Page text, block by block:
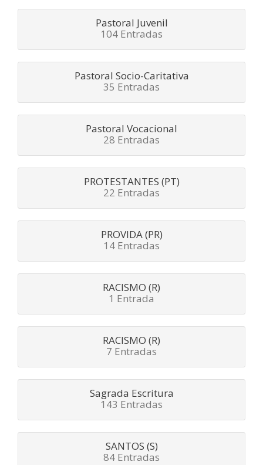
Pastoral Juvenil
104 Entradas
Pastoral Socio-Caritativa
35 Entradas
Pastoral Vocacional
28 Entradas
PROTESTANTES (PT)
22 Entradas
PROVIDA (PR)
14 Entradas
RACISMO (R)
1 Entrada
RACISMO (R)
7 Entradas
Sagrada Escritura
143 Entradas
SANTOS (S)
84 Entradas